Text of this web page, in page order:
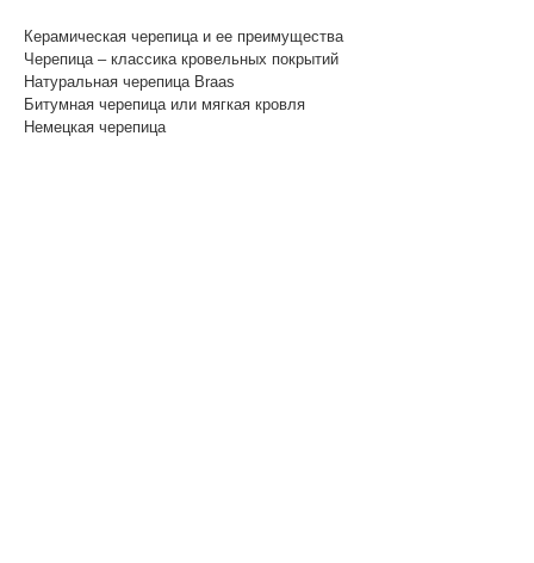
Керамическая черепица и ее преимущества
Черепица – классика кровельных покрытий
Натуральная черепица Braas
Битумная черепица или мягкая кровля
Немецкая черепица